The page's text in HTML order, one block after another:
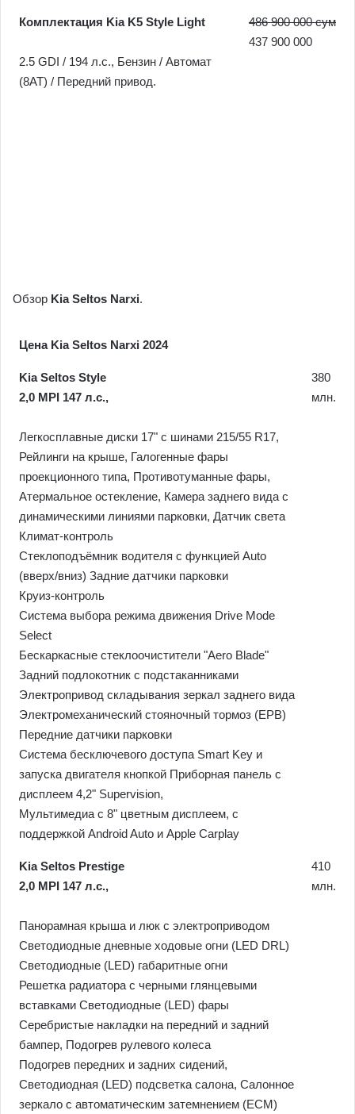
Комплектация Kia K5 Style Light
2.5 GDI / 194 л.c., Бензин / Автомат
(8AT) / Передний привод.
486 900 000 сум
437 900 000
Обзор Kia Seltos Narxi.
Цена Kia Seltos Narxi 2024
Kia Seltos Style
2,0 MPI 147 л.с.,
Легкосплавные диски 17" с шинами 215/55 R17,
Рейлинги на крыше, Галогенные фары
проекционного типа, Противотуманные фары,
Атермальное остекление, Камера заднего вида с
динамическими линиями парковки, Датчик света
Климат-контроль
Стеклоподъёмник водителя с функцией Auto
(вверх/вниз) Задние датчики парковки
Круиз-контроль
Система выбора режима движения Drive Mode
Select
Бескаркасные стеклоочистители "Aero Blade"
Задний подлокотник с подстаканниками
Электропривод складывания зеркал заднего вида
Электромеханический стояночный тормоз (EPB)
Передние датчики парковки
Система бесключевого доступа Smart Key и
запуска двигателя кнопкой Приборная панель с
дисплеем 4,2" Supervision,
Мультимедиа с 8" цветным дисплеем, с
поддержкой Android Auto и Apple Carplay
380
млн.
Kia Seltos Prestige
2,0 MPI 147 л.с.,
Панорамная крыша и люк с электроприводом
Светодиодные дневные ходовые огни (LED DRL)
Светодиодные (LED) габаритные огни
Решетка радиатора с черными глянцевыми
вставками Светодиодные (LED) фары
Серебристые накладки на передний и задний
бампер, Подогрев рулевого колеса
Подогрев передних и задних сидений,
Светодиодная (LED) подсветка салона, Салонное
зеркало с автоматическим затемнением (ECM)
410
млн.